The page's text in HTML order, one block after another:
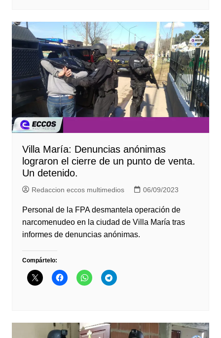
Villa María: Denuncias anónimas
lograron el cierre de un punto de venta.
Un detenido.
Redaccion eccos multimedios 06/09/2023
Personal de la FPA desmantela operación de
narcomenudeo en la ciudad de Villa María tras
informes de denuncias anónimas.
Compártelo: